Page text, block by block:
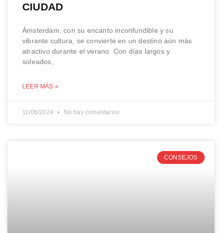
CIUDAD
Ámsterdam, con su encanto inconfundible y su
vibrante cultura, se convierte en un destino aún más
atractivo durante el verano. Con días largos y
soleados,
LEER MÁS »
11/06/2024 No hay comentarios
CONSEJOS